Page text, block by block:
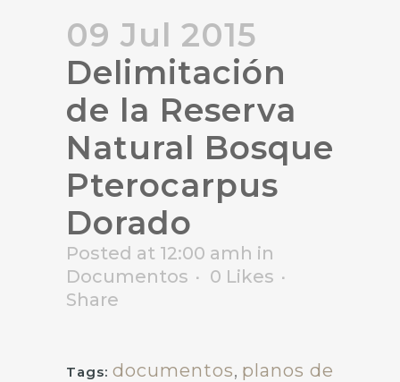
09 Jul 2015
Delimitación
de la Reserva
Natural Bosque
Pterocarpus
Dorado
Posted at 12:00 amh in
Documentos
0 Likes
Share
Tags: documentos, planos de